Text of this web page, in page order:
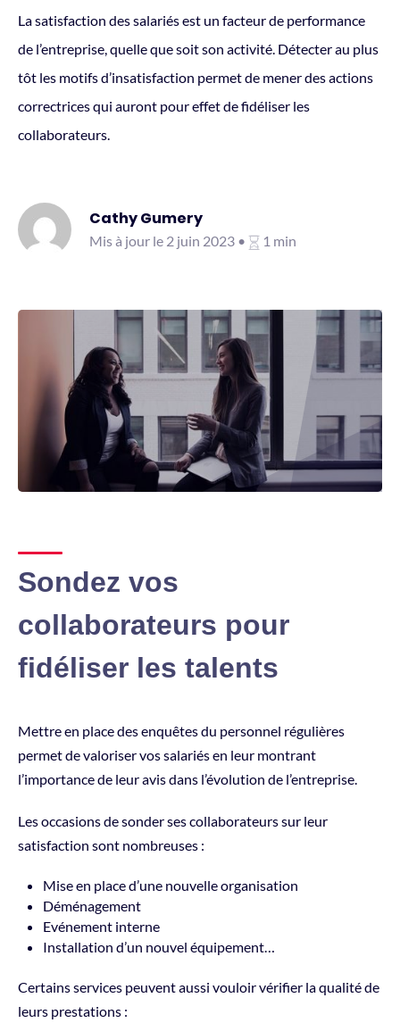
La satisfaction des salariés est un facteur de performance
de l’entreprise, quelle que soit son activité. Détecter au plus
tôt les motifs d’insatisfaction permet de mener des actions
correctrices qui auront pour effet de fidéliser les
collaborateurs.
Cathy Gumery
Mis à jour le 2 juin 2023 • 1 min
Sondez vos
collaborateurs pour
fidéliser les talents
Mettre en place des enquêtes du personnel régulières
permet de valoriser vos salariés en leur montrant
l’importance de leur avis dans l’évolution de l’entreprise.
Les occasions de sonder ses collaborateurs sur leur
satisfaction sont nombreuses :
Mise en place d’une nouvelle organisation
Déménagement
Evénement interne
Installation d’un nouvel équipement…
Certains services peuvent aussi vouloir vérifier la qualité de
leurs prestations :